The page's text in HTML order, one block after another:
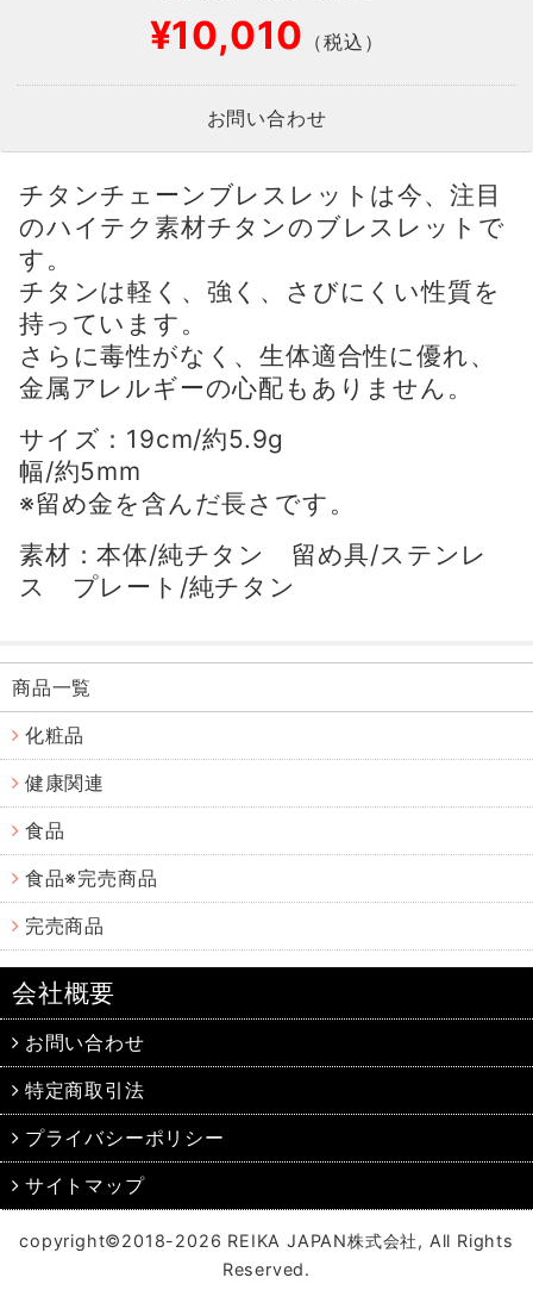
¥10,010 （税込）
お問い合わせ
チタンチェーンブレスレットは今、注目
のハイテク素材チタンのブレスレットで
す。
チタンは軽く、強く、さびにくい性質を
持っています。
さらに毒性がなく、生体適合性に優れ、
金属アレルギーの心配もありません。
サイズ：19cm/約5.9g
幅/約5mm
※留め金を含んだ長さです。
素材：本体/純チタン 留め具/ステンレ
ス プレート/純チタン
商品一覧
化粧品
健康関連
食品
食品※完売商品
完売商品
会社概要
お問い合わせ
特定商取引法
プライバシーポリシー
サイトマップ
copyright©2018-2026 REIKA JAPAN株式会社, All Rights
Reserved.